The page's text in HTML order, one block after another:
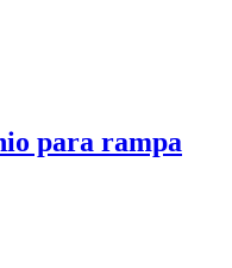
para rampa